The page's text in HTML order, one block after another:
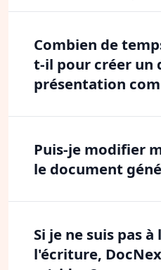
Combien de
t-il pour créer un
présentation
Puis-je modifier
le document
Si je ne suis pas à
l'écriture,